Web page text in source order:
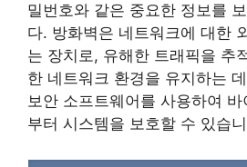
밀번호와 같은 중요한 정보를
다. 방화벽은 네트워크에 대한
는 장치로, 유해한 트래픽을 추
한 네트워크 환경을 유지하는
보안 소프트웨어를 사용하여
부터 시스템을 보호할 수 있습